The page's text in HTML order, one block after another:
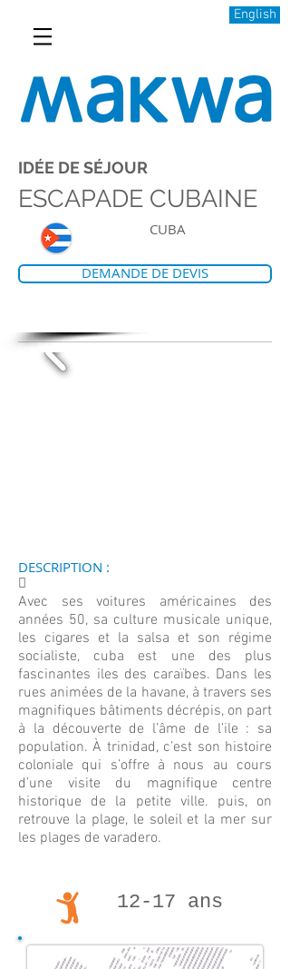
English
IDÉE DE SÉJOUR
ESCAPADE CUBAINE
CUBA
DEMANDE DE DEVIS
DESCRIPTION :
􀀄
Avec ses voitures américaines des
années 50, sa culture musicale unique,
les cigares et la salsa et son régime
socialiste, cuba est une des plus
fascinantes iles des caraïbes. Dans les
rues animées de la havane, à travers ses
magnifiques bâtiments décrépis, on part
à la découverte de l’âme de l’ile : sa
population. À trinidad, c’est son histoire
coloniale qui s’offre à nous au cours
d’une visite du magnifique centre
historique de la petite ville. puis, on
retrouve la plage, le soleil et la mer sur
les plages de varadero.
12-17 ans